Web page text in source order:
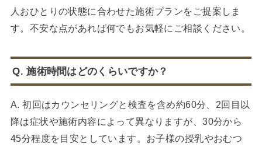
人おひとりの状態に合わせた施術プランをご提案しま
す。不安な点があれば何でもお気軽にご相談ください。
Q. 施術時間はどのくらいですか？
A. 初回はカウンセリングと検査を含め約60分、2回目以
降は症状や施術内容によって異なりますが、30分から
45分程度を目安としています。お子様の授乳やおむつ